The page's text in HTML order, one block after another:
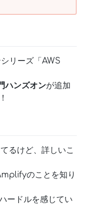
リーズ「AWS
ハンズオンが追加
るけど、詳しいこ
のことを知り
ードルを感じてい